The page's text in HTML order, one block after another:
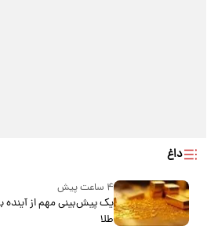
داغ
۴ ساعت پیش
یک پیش‌بینی مهم از آینده
طلا